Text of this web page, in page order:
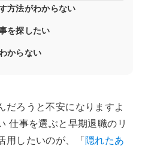
方法がわからない
を探したい
からない
だろうと不安になりますよ
仕事を選ぶと早期退職のリ
用したいのが、「 隠れたあ